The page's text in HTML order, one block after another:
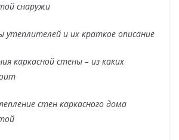
снаружи
утеплителей и их краткое описание
каркасной стены – из каких
стен каркасного дома